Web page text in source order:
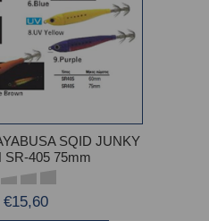
SQID JUNKY
SR-405 75mm